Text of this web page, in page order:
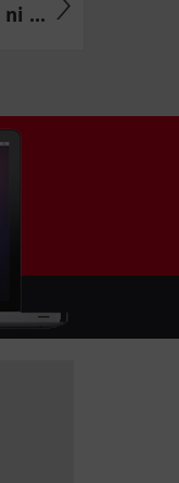
ni ...